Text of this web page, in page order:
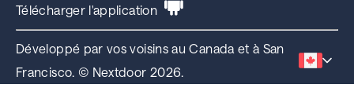
Télécharger l'application
Développé par vos voisins au Canada et à San
Francisco. © Nextdoor 2026.